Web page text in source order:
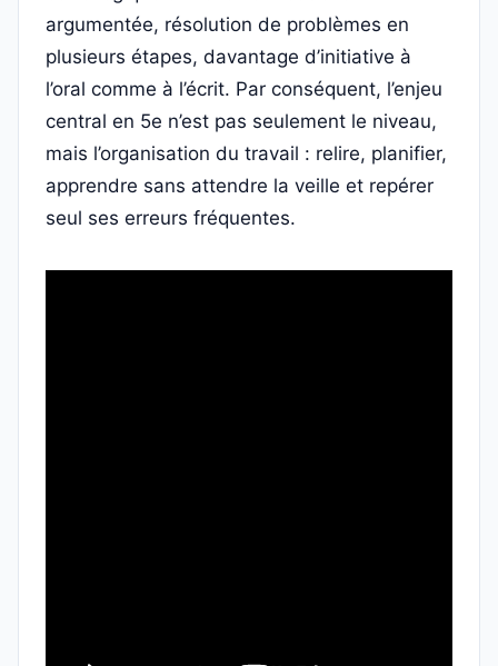
argumentée, résolution de problèmes en
plusieurs étapes, davantage d’initiative à
l’oral comme à l’écrit. Par conséquent, l’enjeu
central en 5e n’est pas seulement le niveau,
mais l’organisation du travail : relire, planifier,
apprendre sans attendre la veille et repérer
seul ses erreurs fréquentes.